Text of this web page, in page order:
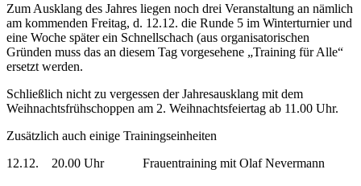
Zum Ausklang des Jahres liegen noch drei Veranstaltung an nämlich
am kommenden Freitag, d. 12.12. die Runde 5 im Winterturnier und
eine Woche später ein Schnellschach (aus organisatorischen
Gründen muss das an diesem Tag vorgesehene „Training für Alle“
ersetzt werden.
Schließlich nicht zu vergessen der Jahresausklang mit dem
Weihnachtsfrühschoppen am 2. Weihnachtsfeiertag ab 11.00 Uhr.
Zusätzlich auch einige Trainingseinheiten
12.12. 20.00 Uhr Frauentraining mit Olaf Nevermann